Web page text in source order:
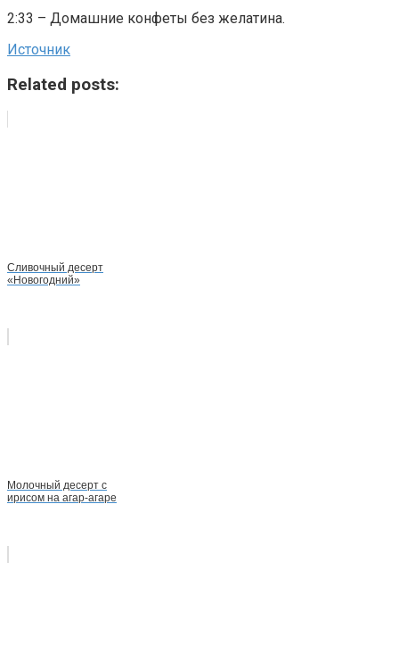
2:33 – Домашние конфеты без желатина.
Источник
Related posts:
Сливочный десерт
«Новогодний»
Молочный десерт с
ирисом на агар-агаре